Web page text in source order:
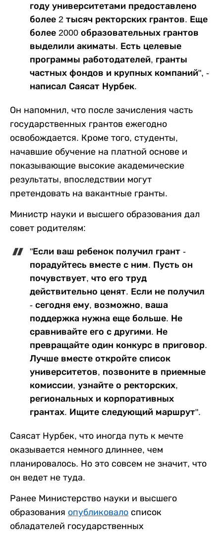
году университетами предоставлено
более 2 тысяч ректорских грантов. Еще
более 2000 образовательных грантов
выделили акиматы. Есть целевые
программы работодателей, гранты
частных фондов и крупных компаний", -
написал Саясат Нурбек.
Он напомнил, что после зачисления часть
государственных грантов ежегодно
освобождается. Кроме того, студенты,
начавшие обучение на платной основе и
показывающие высокие академические
результаты, впоследствии могут
претендовать на вакантные гранты.
Министр науки и высшего образования дал
совет родителям:
"Если ваш ребенок получил грант -
порадуйтесь вместе с ним. Пусть он
почувствует, что его труд
действительно ценят. Если не получил
- сегодня ему, возможно, ваша
поддержка нужна еще больше. Не
сравнивайте его с другими. Не
превращайте один конкурс в приговор.
Лучше вместе откройте список
университетов, позвоните в приемные
комиссии, узнайте о ректорских,
региональных и корпоративных
грантах. Ищите следующий маршрут".
Саясат Нурбек, что иногда путь к мечте
оказывается немного длиннее, чем
планировалось. Но это совсем не значит, что
он ведет не туда.
Ранее Министерство науки и высшего
образования опубликовало список
обладателей государственных